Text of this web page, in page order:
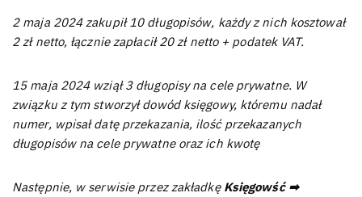
2 maja 2024 zakupił 10 długopisów, każdy z nich kosztował
2 zł netto, łącznie zapłacił 20 zł netto + podatek VAT.
15 maja 2024 wziął 3 długopisy na cele prywatne. W
związku z tym stworzył dowód księgowy, któremu nadał
numer, wpisał datę przekazania, ilość przekazanych
długopisów na cele prywatne oraz ich kwotę
Następnie, w serwisie przez zakładkę Księgowść ➡